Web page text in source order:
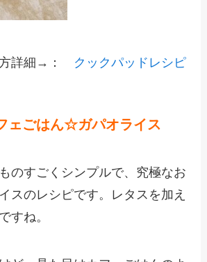
方詳細→： クックパッドレシピ
ェごはん☆ガパオライス
のすごくシンプルで、究極なお
スのレシピです。レタスを加え
すね。